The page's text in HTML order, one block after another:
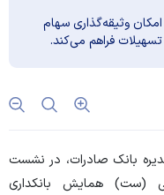
امکان وثیقه‌گذاری سهام
فراهم می‌کند.
بانک صادرات، در نشست
(ست) همایش بانکداری